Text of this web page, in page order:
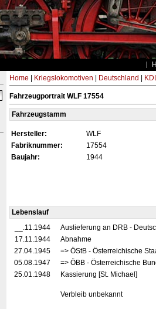
Home Kriegslokomotiven Deutschland
Fahrzeugportrait WLF 17554
Fahrzeugstamm
Hersteller:
WLF
Fabriknummer:
17554
Baujahr:
1944
Lebenslauf
__.11.1944
Auslieferung an DRB -
17.11.1944
Abnahme
27.04.1945
=> ÖStB - Österreichische
05.08.1947
=> ÖBB - Österreichische
25.01.1948
Kassierung [St. Michael]
Verbleib unbekannt